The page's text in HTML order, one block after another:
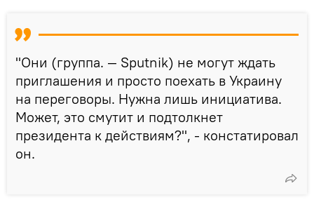
"Они (группа. — Sputnik) не могут ждать
приглашения и просто поехать в Украину
на переговоры. Нужна лишь инициатива.
Может, это смутит и подтолкнет
президента к действиям?", - констатировал
он.